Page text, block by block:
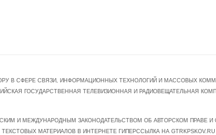
В СФЕРЕ СВЯЗИ, ИНФОРМАЦИОННЫХ ТЕХНОЛОГИЙ И МАССОВЫХ
ГОСУДАРСТВЕННАЯ ТЕЛЕВИЗИОННАЯ И РАДИОВЕЩАТЕЛЬНАЯ
И МЕЖДУНАРОДНЫМ ЗАКОНОДАТЕЛЬСТВОМ ОБ АВТОРСКОМ ПРАВЕ
МАТЕРИАЛОВ В ИНТЕРНЕТЕ ГИПЕРССЫЛКА НА